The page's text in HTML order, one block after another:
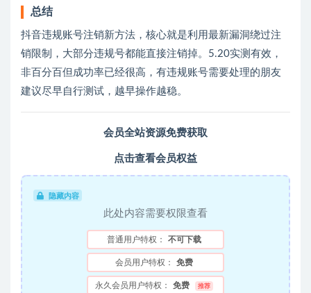
总结
抖音违规账号注销新方法，核心就是利用最新漏洞绕过注
销限制，大部分违规号都能直接注销掉。5.20实测有效，
非百分百但成功率已经很高，有违规账号需要处理的朋友
建议尽早自行测试，越早操作越稳。
会员全站资源免费获取
点击查看会员权益
隐藏内容
此处内容需要权限查看
普通用户特权： 不可下载
会员用户特权： 免费
永久会员用户特权： 免费 推荐